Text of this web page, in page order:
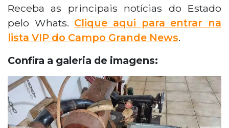
Receba as principais notícias do Estado
pelo Whats. Clique aqui para entrar na
lista VIP do Campo Grande News.
Confira a galeria de imagens: